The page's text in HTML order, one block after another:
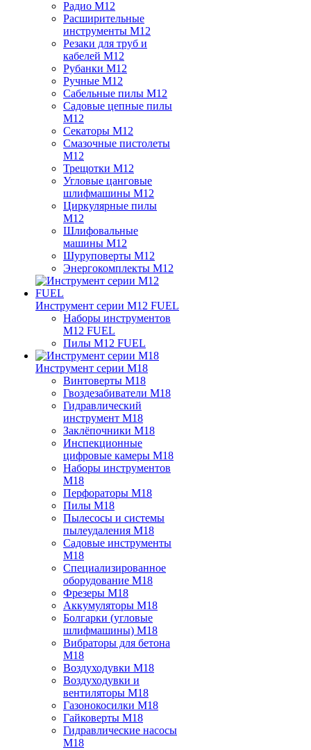
Радио M12
Расширительные
инструменты M12
Резаки для труб и
кабелей M12
Рубанки M12
Ручные M12
Сабельные пилы M12
Садовые цепные пилы
M12
Секаторы M12
Смазочные пистолеты
M12
Трещотки M12
Угловые цанговые
шлифмашины M12
Циркулярные пилы
M12
Шлифовальные
машины M12
Шуруповерты M12
Энергокомплекты M12
Инструмент серии M12 FUEL
Наборы инструментов
M12 FUEL
Пилы M12 FUEL
Инструмент серии M18
Винтоверты M18
Гвоздезабиватели M18
Гидравлический
инструмент M18
Заклёпочники M18
Инспекционные
цифровые камеры M18
Наборы инструментов
M18
Перфораторы M18
Пилы M18
Пылесосы и системы
пылеудаления M18
Садовые инструменты
M18
Специализированное
оборудование M18
Фрезеры M18
Аккумуляторы M18
Болгарки (угловые
шлифмашины) M18
Вибраторы для бетона
M18
Воздуходувки M18
Воздуходувки и
вентиляторы M18
Газонокосилки M18
Гайковерты M18
Гидравлические насосы
M18